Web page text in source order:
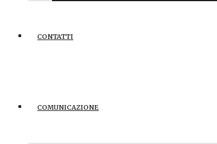
CONTATTI
COMUNICAZIONE